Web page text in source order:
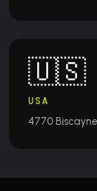
🇺🇸
USA
4770